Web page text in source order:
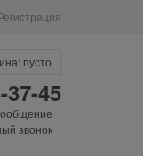
пусто
37-45
звонок